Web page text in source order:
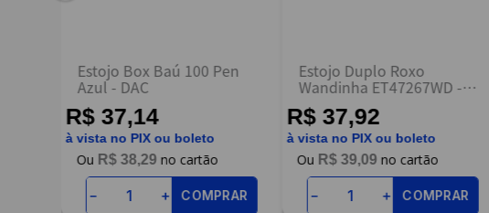
Estojo Box Baú 100 Pen
Azul - DAC
R$ 37,14
à vista no PIX ou boleto
R$ 38,29
＋
－ COMPRAR
Estojo Duplo Roxo
Wandinha ET47267WD -
Luxcel
R$ 37,92
à vista no PIX ou boleto
R$ 39,09
＋
－ COMPRAR